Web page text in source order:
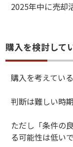
2025年中に売却
購入を検討して
購入を考えてい
判断は難しい時期
ただし「条件の
る可能性は低いで